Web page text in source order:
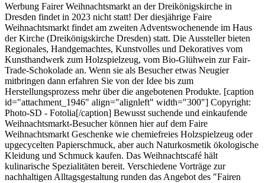
Werbung Fairer Weihnachtsmarkt an der Dreikönigskirche in
Dresden findet in 2023 nicht statt! Der diesjährige Faire
Weihnachtsmarkt findet am zweiten Adventswochenende im Haus
der Kirche (Dreikönigskirche Dresden) statt. Die Aussteller bieten
Regionales, Handgemachtes, Kunstvolles und Dekoratives vom
Kunsthandwerk zum Holzspielzeug, vom Bio-Glühwein zur Fair-
Trade-Schokolade an. Wenn sie als Besucher etwas Neugier
mitbringen dann erfahren Sie von der Idee bis zum
Herstellungsprozess mehr über die angebotenen Produkte. [caption
id="attachment_1946" align="alignleft" width="300"] Copyright:
Photo-SD - Fotolia[/caption] Bewusst suchende und einkaufende
Weihnachtsmarkt-Besucher können hier auf dem Faire
Weihnachtsmarkt Geschenke wie chemiefreies Holzspielzeug oder
upgecycelten Papierschmuck, aber auch Naturkosmetik ökologische
Kleidung und Schmuck kaufen. Das Weihnachtscafé hält
kulinarische Spezialitäten bereit. Verschiedene Vorträge zur
nachhaltigen Alltagsgestaltung runden das Angebot des "Fairen